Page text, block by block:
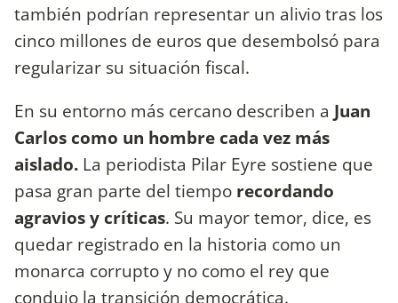
también podrían representar un alivio tras los
cinco millones de euros que desembolsó para
regularizar su situación fiscal.
En su entorno más cercano describen a Juan
Carlos como un hombre cada vez más
aislado. La periodista Pilar Eyre sostiene que
pasa gran parte del tiempo recordando
agravios y críticas. Su mayor temor, dice, es
quedar registrado en la historia como un
monarca corrupto y no como el rey que
condujo la transición democrática.